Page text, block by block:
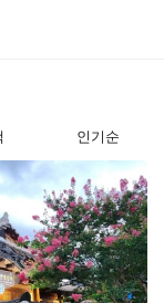
인기순